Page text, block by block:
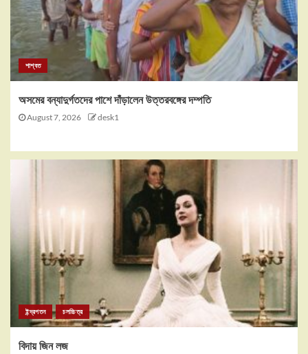
শাশ্বত
অসমের বন্যাদুর্গতদের পাশে দাঁড়ালেন উত্তরবঙ্গের দম্পতি
August 7, 2026 desk1
ইন্দ্রপতন চলচ্চিত্র
বিদায় জিন লজ